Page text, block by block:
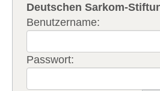
Deutschen Sarkom-
Benutzername:
Passwort: